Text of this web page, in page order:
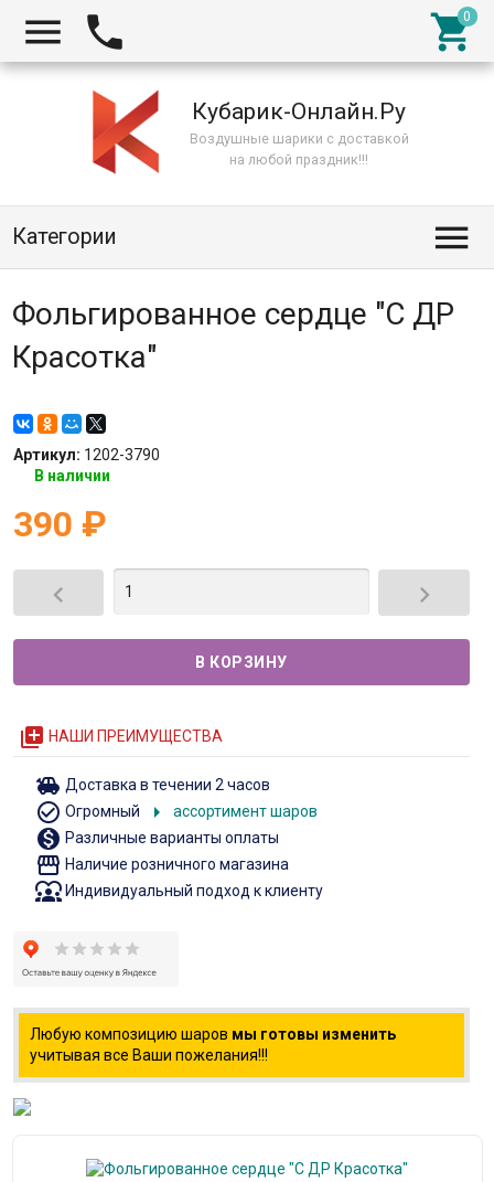
  
Кубарик-Онлайн.Ру
Воздушные шарики с доставкой
на любой праздник!!!
Категории 
Фольгированное сердце "С ДР
Красотка"
Артикул: 1202-3790
В наличии
390 ₽
 
queue НАШИ ПРЕИМУЩЕСТВА
toys Доставка в течении 2 часов
check_circle_outline Огромный arrow_right ассортимент шаров
monetization_on Различные варианты оплаты
storefront Наличие розничного магазина
diversity_1Индивидуальный подход к клиенту
Любую композицию шаров мы готовы изменить
учитывая все Ваши пожелания!!!